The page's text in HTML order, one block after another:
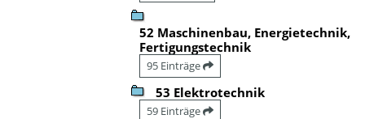
52 Maschinenbau, Energietechnik,
Fertigungstechnik
95 Einträge
53 Elektrotechnik
59 Einträge